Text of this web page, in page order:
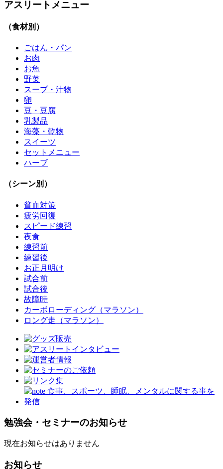
アスリートメニュー
（食材別）
ごはん・パン
お肉
お魚
野菜
スープ・汁物
卵
豆・豆腐
乳製品
海藻・乾物
スイーツ
セットメニュー
ハーブ
（シーン別）
貧血対策
疲労回復
スピード練習
夜食
練習前
練習後
お正月明け
試合前
試合後
故障時
カーボローディング（マラソン）
ロング走（マラソン）
勉強会・セミナーのお知らせ
現在お知らせはありません
お知らせ